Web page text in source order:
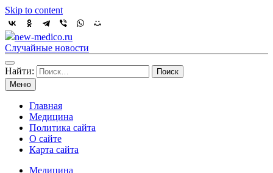
Skip to content
new-medico.ru
Случайные новости
Найти:
Меню
Главная
Медицина
Политика сайта
О сайте
Карта сайта
Медицина